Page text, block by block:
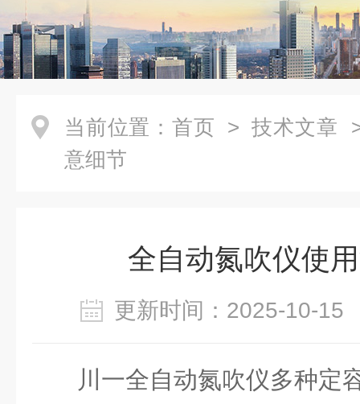
当前位置： 首页 > 技术文章
意细节
全自动氮吹仪使
更新时间：2025-10-
川一全自动氮吹仪多种定